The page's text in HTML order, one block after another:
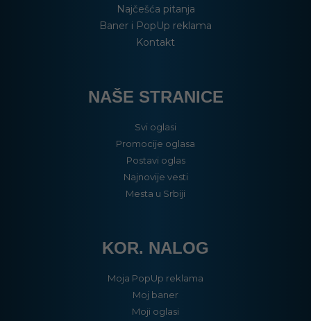
Najčešća pitanja
Baner i PopUp reklama
Kontakt
NAŠE STRANICE
Svi oglasi
Promocije oglasa
Postavi oglas
Najnovije vesti
Mesta u Srbiji
KOR. NALOG
Moja PopUp reklama
Moj baner
Moji oglasi